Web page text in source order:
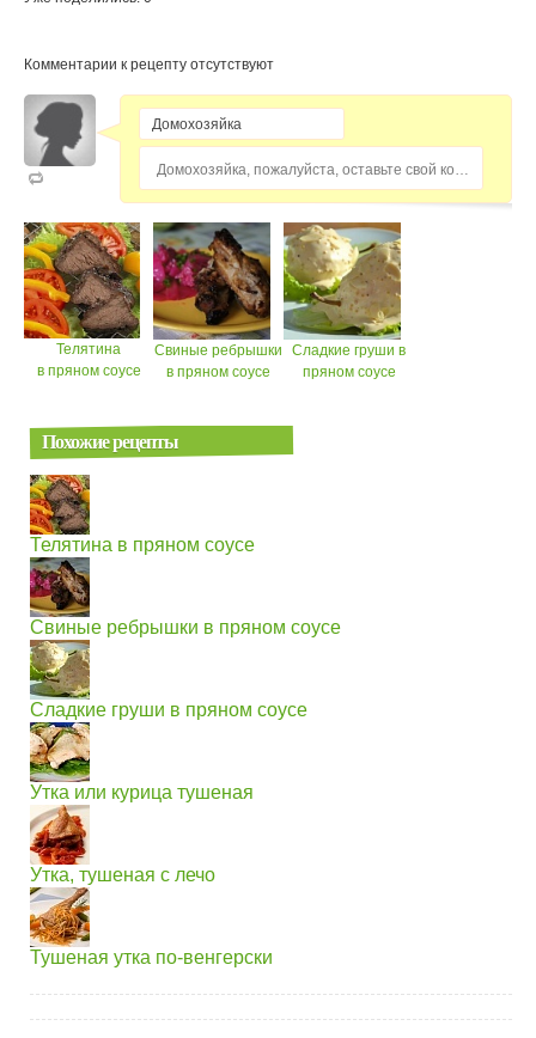
Комментарии к рецепту отсутствуют
Домохозяйка, пожалуйста, оставьте свой комментарий...
Телятина
в пряном соусе
Свиные ребрышки
в пряном соусе
Сладкие груши в
пряном соусе
Похожие рецепты
Телятина в пряном соусе
Свиные ребрышки в пряном соусе
Сладкие груши в пряном соусе
Утка или курица тушеная
Утка, тушеная с лечо
Тушеная утка по-венгерски